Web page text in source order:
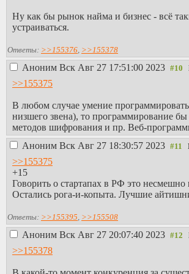
Ну как бы рынок найма и бизнес - всё
устраиваться.
Ответы: >>155376, >>155378
Аноним Вск Авг 27 17:51:00 2023
>>155375
В любом случае умение
низшего звена), то программирование
методов шифрования и пр. Веб-
Аноним Вск Авг 27 18:30:57 2023
>>155375
+15
Говорить о стартапах в РФ это
Остались рога-и-копыта. Лучшие
Ответы: >>155395, >>155508
Аноним Вск Авг 27 20:07:40 2023
>>155378